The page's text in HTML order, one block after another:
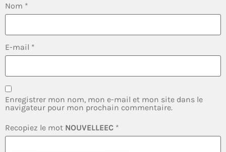
Nom *
E-mail *
Enregistrer mon nom, mon e-mail et mon site dans le
navigateur pour mon prochain commentaire.
Recopiez le mot NOUVELLEEC *